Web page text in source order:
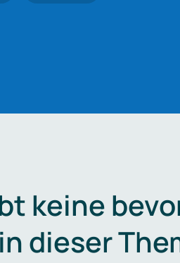
keine
in dieser